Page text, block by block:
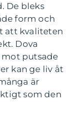
De bleks
form och
att kvaliteten
Dova
putsade
kan ge liv åt
är
som den